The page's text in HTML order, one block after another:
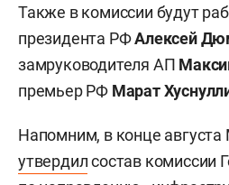
Также в комиссии будут
президента РФАлексей
замруководителя АП
премьер РФ Марат
Напомним, в конце
утвердилсостав комиссии